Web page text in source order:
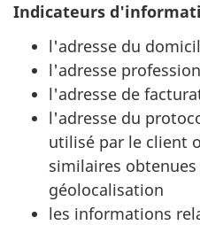
Indicateurs
l'adresse du
l'adresse
l'adresse de
l'adresse du
utilisé par le client
similaires
géolocalisation
les informations